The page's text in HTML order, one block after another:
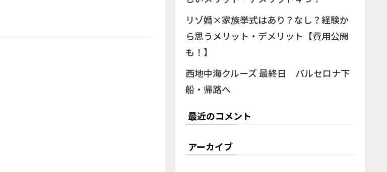
リゾ婚×家族挙式はあり？なし？経験か
ら思うメリット・デメリット【費用公開
も！】
西地中海クルーズ 最終日 バルセロナ下
船・帰路へ
最近のコメント
アーカイブ